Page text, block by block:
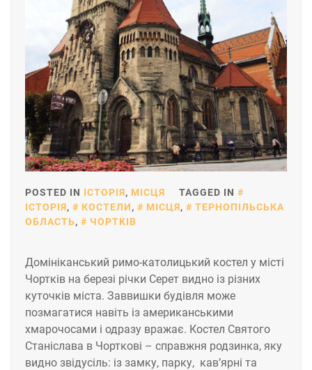
POSTED IN ІСТОРІЯ, МІСЦЯ
TAGGED IN
ІСТОРІЯ, КОСТЕЛИ, МІСЦЯ,
ТЕРНОПІЛЬСЬКА
ОБЛАСТЬ, ЧОРТКІВ
Домініканський римо-католицький костел у місті
Чортків на березі річки Серет видно із різних
куточків міста. Заввишки будівля може
позмагатися навіть із американськими
хмарочосами і одразу вражає. Костел Святого
Станіслава в Чорткові – справжня родзинка, яку
видно звідусіль: із замку, парку, кав’ярні та